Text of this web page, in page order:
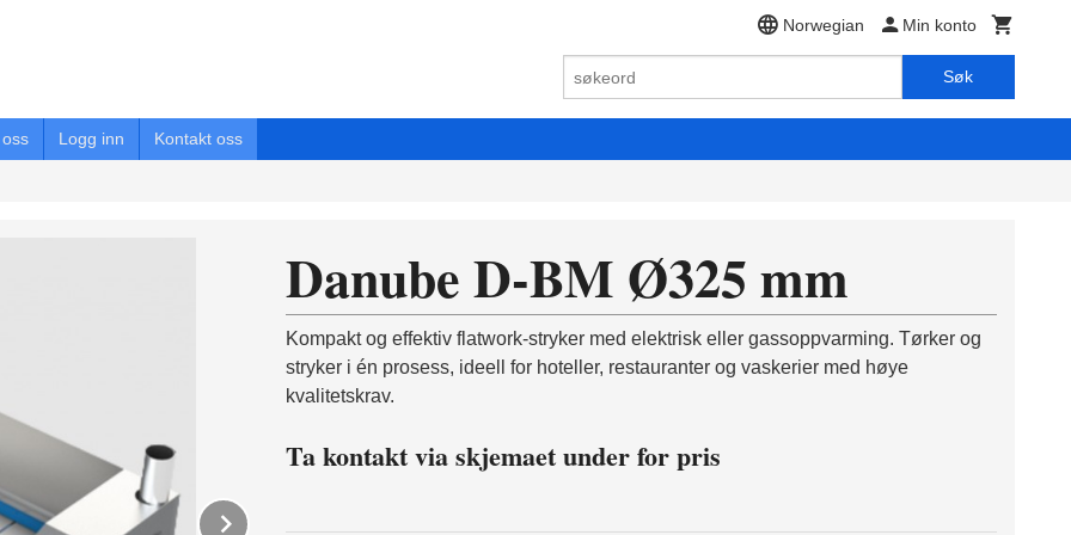
Norwegian Min konto
Søk
Logg inn Kontakt oss
Danube D-BM Ø325 mm
Kompakt og effektiv flatwork-stryker med elektrisk eller gassoppvarming. Tørker og
stryker i én prosess, ideell for hoteller, restauranter og vaskerier med høye
kvalitetskrav.
Ta kontakt via skjemaet under for pris